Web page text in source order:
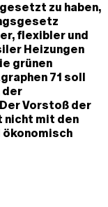
zu haben,
flexibler und
Heizungen
grünen
71 soll
der
Vorstoß der
nicht mit den
ökonomisch